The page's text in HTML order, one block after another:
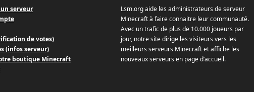
serveur
de votes)
(infos serveur)
boutique Minecraft
Lsm.org aide les administrateurs de serveur
Minecraft à faire connaitre leur communauté.
Avec un trafic de plus de 10.000 joueurs par
jour, notre site dirige les visiteurs vers les
meilleurs serveurs Minecraft et affiche les
nouveaux serveurs en page d’accueil.